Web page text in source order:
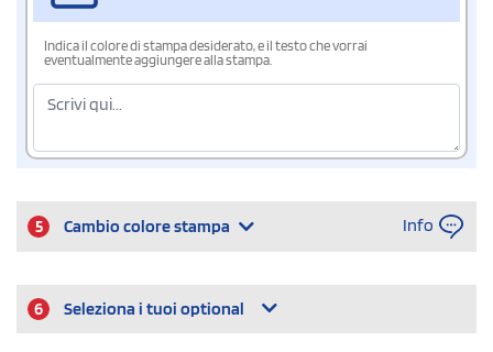
Indica il colore di stampa desiderato, e il testo che vorrai
eventualmente aggiungere alla stampa.
5 Cambio colore stampa Info
6 Seleziona i tuoi optional